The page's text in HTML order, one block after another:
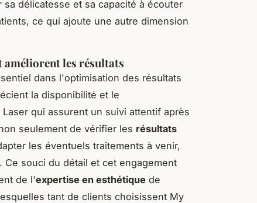
délicatesse et sa capacité à écouter
ce qui ajoute une autre dimension
les résultats
dans l'optimisation des résultats
la disponibilité et le
qui assurent un suivi attentif après
seulement de vérifier les résultats
les éventuels traitements à venir,
souci du détail et cet engagement
de l'expertise en esthétique de
tant de clients choisissent My